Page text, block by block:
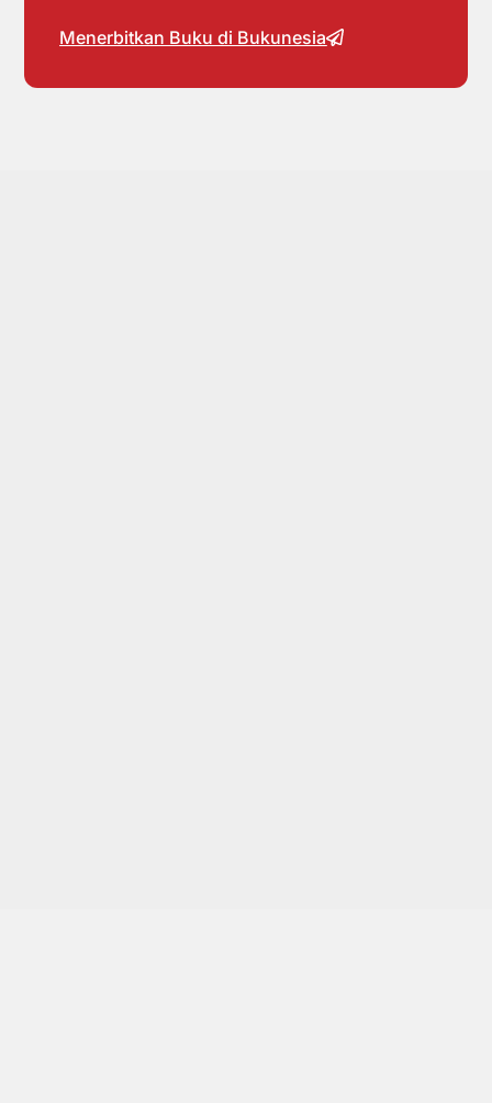
Menerbitkan Buku di Bukunesia